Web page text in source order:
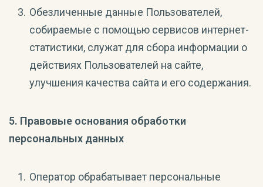
Обезличенные данные Пользователей,
собираемые с помощью сервисов интернет-
статистики, служат для сбора информации о
действиях Пользователей на сайте,
улучшения качества сайта и его содержания.
5. Правовые основания обработки
персональных данных
Оператор обрабатывает персональные